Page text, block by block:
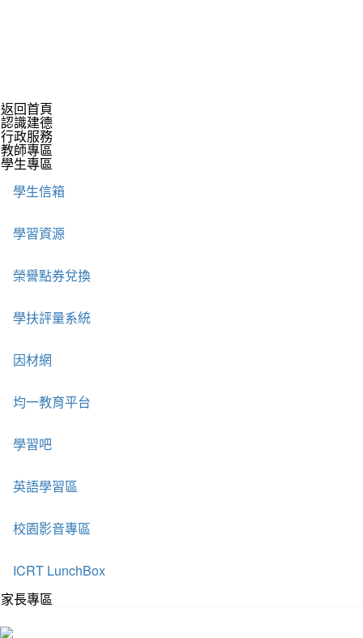
返回首頁
認識建德
行政服務
教師專區
學生專區
學生信箱
學習資源
榮譽點券兌換
學扶評量系統
因材網
均一教育平台
學習吧
英語學習區
校園影音專區
ICRT LunchBox
家長專區